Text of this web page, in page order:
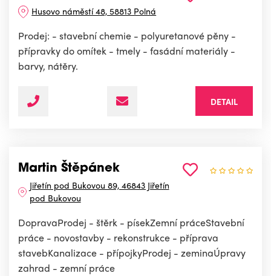
Husovo náměstí 48, 58813 Polná
Prodej: - stavební chemie - polyuretanové pěny -
přípravky do omítek - tmely - fasádní materiály -
barvy, nátěry.
DETAIL
Martin Štěpánek
Jiřetín pod Bukovou 89, 46843 Jiřetín
pod Bukovou
DopravaProdej - štěrk - písekZemní práceStavební
práce - novostavby - rekonstrukce - příprava
stavebKanalizace - přípojkyProdej - zeminaÚpravy
zahrad - zemní práce